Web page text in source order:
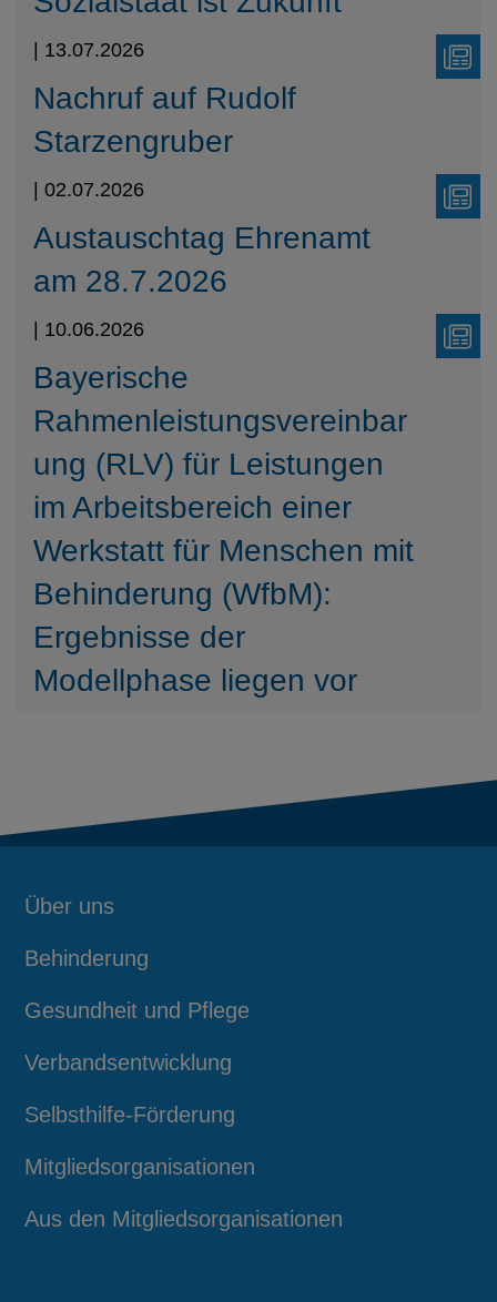
Nachruf auf Rudolf
Starzengruber
| 13.07.2026
Austauschtag Ehrenamt
am 28.7.2026
| 02.07.2026
Bayerische
Rahmenleistungsvereinbar
ung (RLV) für Leistungen
im Arbeitsbereich einer
Werkstatt für Menschen mit
Behinderung (WfbM):
Ergebnisse der
Modellphase liegen vor
| 10.06.2026
Über uns
Behinderung
Gesundheit und Pflege
Verbandsentwicklung
Selbsthilfe-Förderung
Mitgliedsorganisationen
Aus den Mitgliedsorganisationen